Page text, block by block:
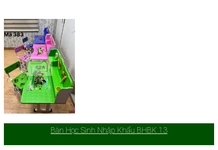
Bàn Học Sinh Nhập Khẩu BHBK 13